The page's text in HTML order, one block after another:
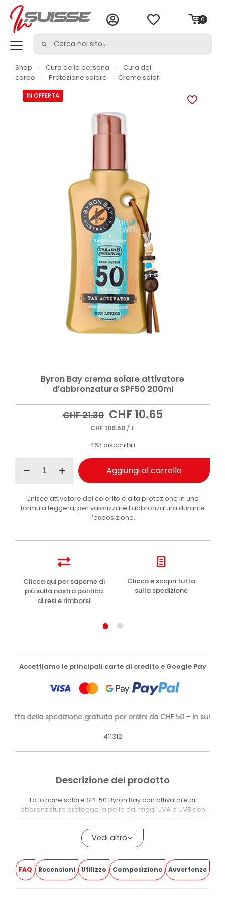
0
Shop > Cura della persona >
Cura del
corpo
> Protezione solare > Creme solari
IN OFFERTA
Byron Bay crema solare attivatore
d’abbronzatura SPF50 200ml
CHF21.30 Il
prezzo
originale
era:
CHF 21.30.
CHF10.65Il
CHF106.50 / 1l
463 disponibili
Bay
attivatore
d’abbronzatura
quantità
Aggiungi al carrello
Unisce attivatore del colorito e alta protezione in una
formula leggera, per valorizzare l’abbronzatura durante
l’esposizione.
Clicca qui per saperne di
più sulla nostra politica
di resi e rimborsi
Clicca e scopri tutto
sulla spedizione
Accettiamo le principali carte di credito e Google Pay
della spedizione gratuita per ordini da CHF 50.– in su!
411312
Descrizione del prodotto
La lozione solare SPF 50 Byron Bay con attivatore di
abbronzatura protegge la pelle dai raggi UVA e UVB con
alta protezione ad ampio spettro. Il formato viaggio da 100
ml distingue questa versione dalle lozioni solari della
stessa linea in formato standard.
supportano il naturale processo di produzione della
melanina e aiutano a intensificare l’abbronzatura durante
Vedi altro
FAQ Recensioni Utilizzo Composizione Avvertenze